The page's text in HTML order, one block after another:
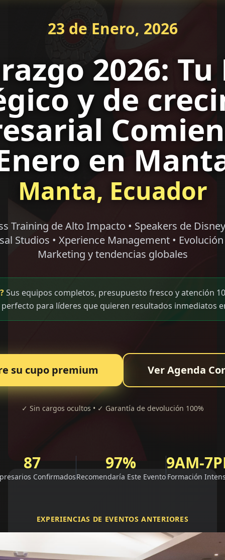
23 de Enero, 2026
2026: Tu
y de
en
Manta, Ecuador
Training de Alto Impacto • Speakers de
Studios • Xperience Management • Evolución
Marketing y tendencias globales
Sus equipos completos, presupuesto fresco y atención
para líderes que quieren resultados inmediatos
su cupo premium Ver Agenda
✓ Sin cargos ocultos • ✓ Garantía de devolución 100%
87
Confirmados
97%
Recomendaría Este Evento
9AM-
Formación
EXPERIENCIAS DE EVENTOS ANTERIORES